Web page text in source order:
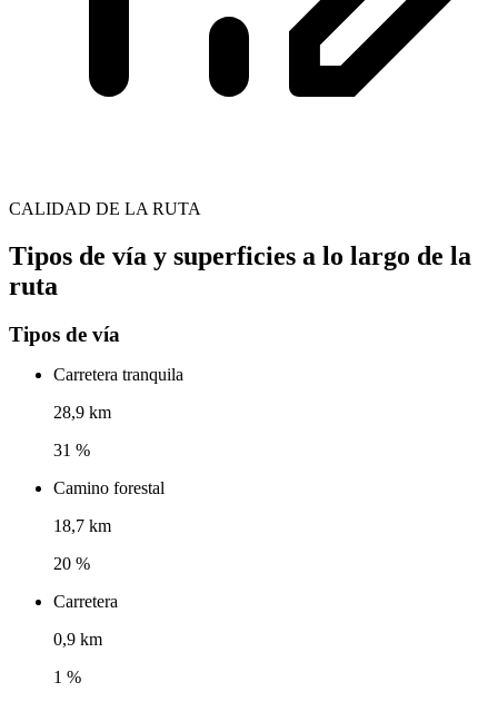
CALIDAD DE LA RUTA
Tipos de vía y superficies a lo largo de la
ruta
Tipos de vía
Carretera tranquila
28,9 km
31 %
Camino forestal
18,7 km
20 %
Carretera
0,9 km
1 %